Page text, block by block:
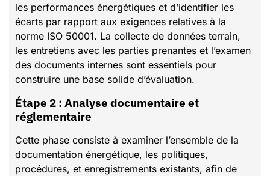
les performances énergétiques et d’identifier les
écarts par rapport aux exigences relatives à la
norme ISO 50001. La collecte de données terrain,
les entretiens avec les parties prenantes et l’examen
des documents internes sont essentiels pour
construire une base solide d’évaluation.
Étape 2 : Analyse documentaire et
réglementaire
Cette phase consiste à examiner l’ensemble de la
documentation énergétique, les politiques,
procédures, et enregistrements existants, afin de